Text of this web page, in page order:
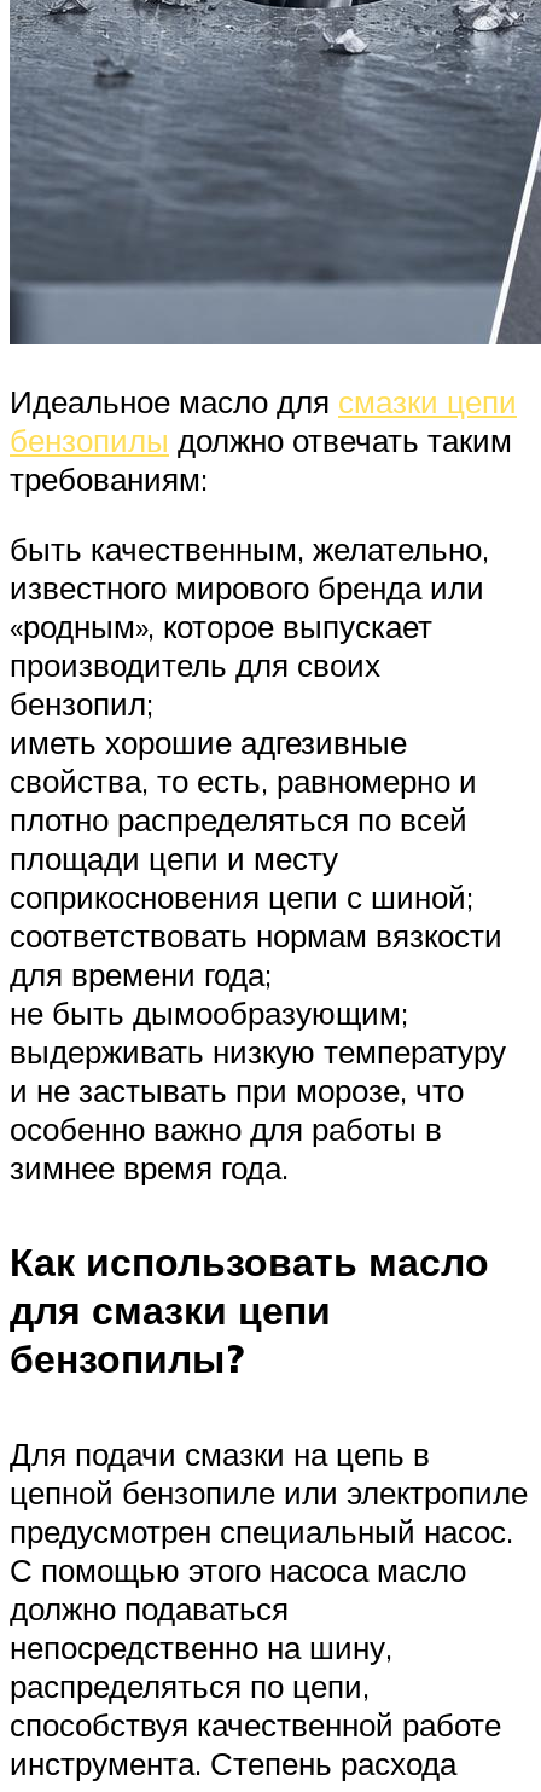
Идеальное масло для смазки цепи
бензопилы должно отвечать таким
требованиям:
быть качественным, желательно,
известного мирового бренда или
«родным», которое выпускает
производитель для своих
бензопил;
иметь хорошие адгезивные
свойства, то есть, равномерно и
плотно распределяться по всей
площади цепи и месту
соприкосновения цепи с шиной;
соответствовать нормам вязкости
для времени года;
не быть дымообразующим;
выдерживать низкую температуру
и не застывать при морозе, что
особенно важно для работы в
зимнее время года.
Как использовать масло
для смазки цепи
бензопилы?
Для подачи смазки на цепь в
цепной бензопиле или электропиле
предусмотрен специальный насос.
С помощью этого насоса масло
должно подаваться
непосредственно на шину,
распределяться по цепи,
способствуя качественной работе
инструмента. Степень расхода